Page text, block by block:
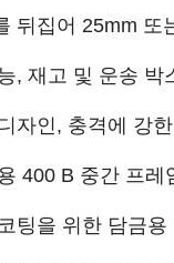
뒤집어 25mm 또
, 재고 및 운송 박
자인, 충격에 강
400 B 중간 프레
팅을 위한 담금용